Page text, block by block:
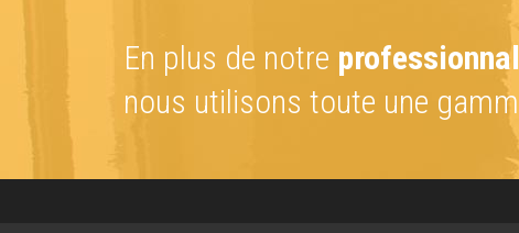
En plus de notre
nous utilisons toute une